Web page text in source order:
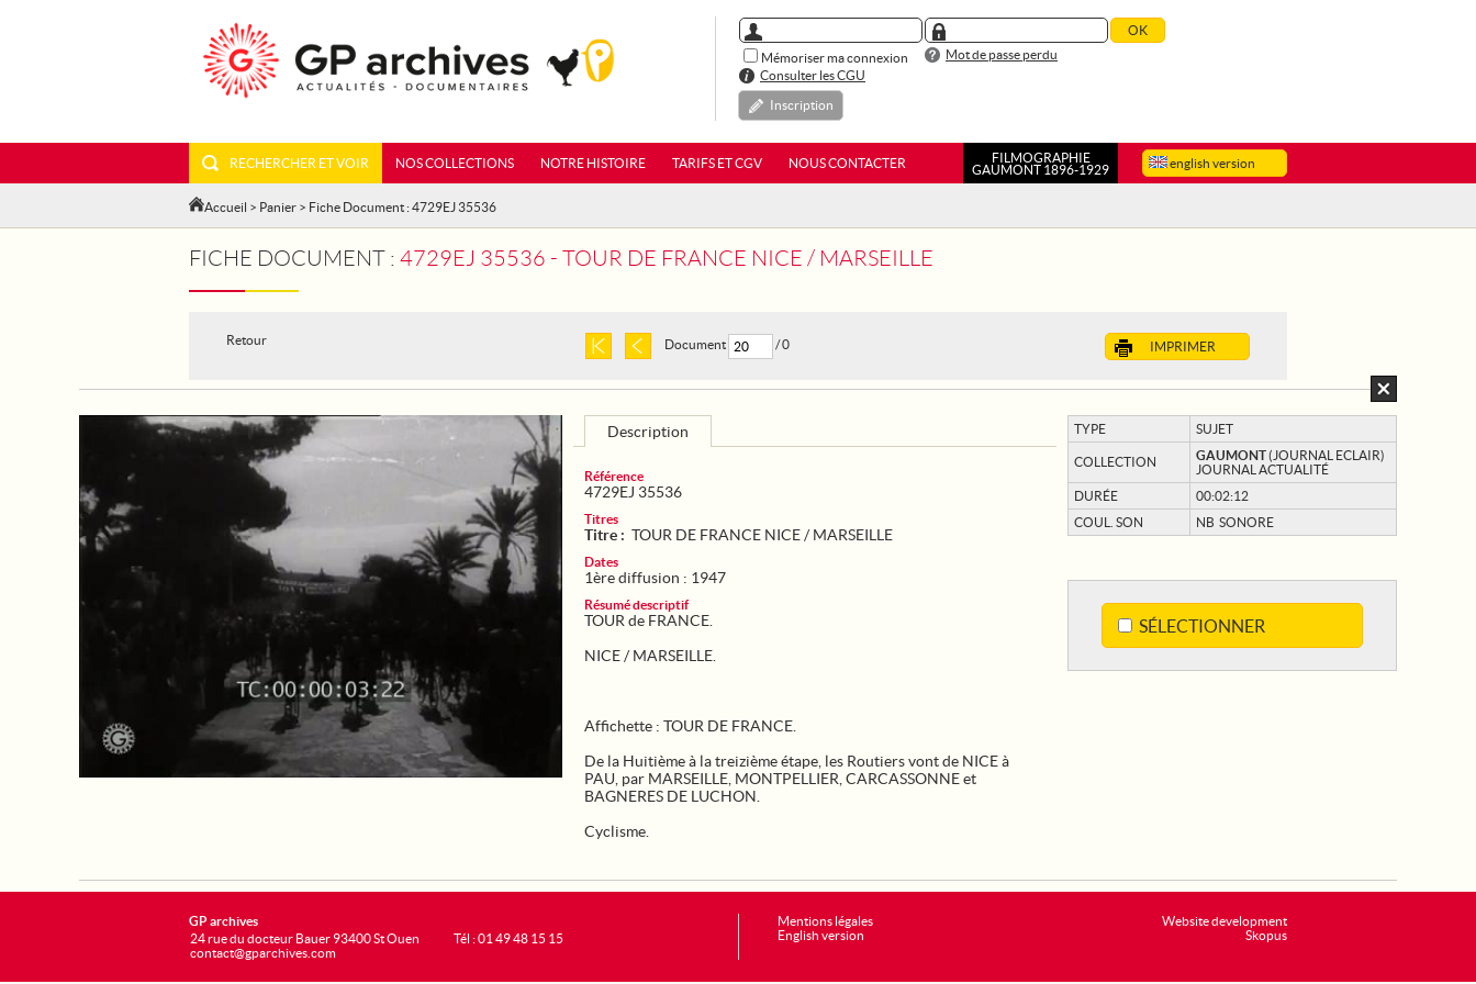
Mémoriser ma connexion
Mot de passe perdu
Consulter les CGU
Inscription
english version
RECHERCHER ET VOIR NOS COLLECTIONS NOTRE HISTOIRE TARIFS ET CGV NOUS CONTACTER
FILMOGRAPHIE
GAUMONT 1896-1929
Accueil > Panier > Fiche Document : 4729EJ 35536
FICHE DOCUMENT : 4729EJ 35536 - TOUR DE FRANCE NICE / MARSEILLE
Retour IMPRIMER
Document / 0
TYPE SUJET
COLLECTION GAUMONT(JOURNAL ECLAIR)
JOURNAL ACTUALITÉ
DURÉE
00:02:12
COUL. SON
NB SONORE
SÉLECTIONNER
Description
Référence
4729EJ 35536
Titres
Titre : TOUR DE FRANCE NICE / MARSEILLE
Dates
1ère diffusion : 1947
Résumé descriptif
TOUR de FRANCE.
NICE / MARSEILLE.
Affichette : TOUR DE FRANCE.
De la Huitième à la treizième étape, les Routiers vont de NICE à
PAU, par MARSEILLE, MONTPELLIER, CARCASSONNE et
BAGNERES DE LUCHON.
Cyclisme.
Website development
Skopus
GP archives
24 rue du docteur Bauer 93400 St Ouen
contact@gparchives.com
Tél : 01 49 48 15 15
Mentions légales
English version